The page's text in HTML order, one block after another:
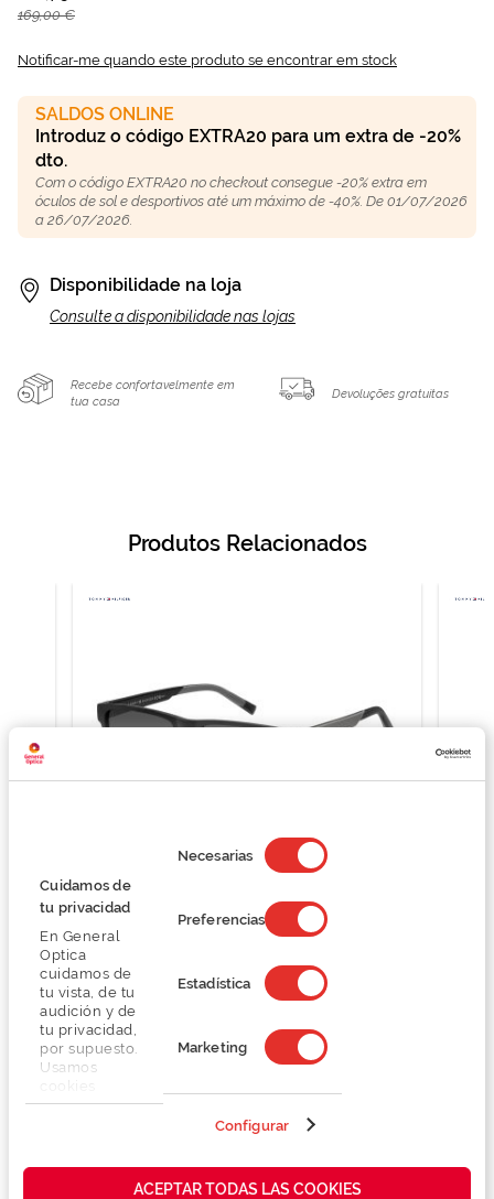
Cuidamos de
tu privacidad
En General
Optica
cuidamos de
tu vista, de tu
audición y de
tu privacidad,
por supuesto.
Usamos
propias y de
cómo mejorar
de
consentimiento
Necesarias
Preferencias
Estadística
Marketing
Configurar
ACEPTAR TODAS LAS COOKIES
169,00 €
Notificar-me quando este produto se encontrar em stock
SALDOS ONLINE
Introduz o código EXTRA20 para um extra de -20%
dto.
Com o código EXTRA20 no checkout consegue -20% extra em
óculos de sol e desportivos até um máximo de -40%. De 01/07/2026
a 26/07/2026.
Disponibilidade na loja
Consulte a disponibilidade nas lojas
Recebe confortavelmente em
tua casa
Devoluções gratuitas
Produtos Relacionados
Tommy Hilfiger TH 2142/S
108,75 €